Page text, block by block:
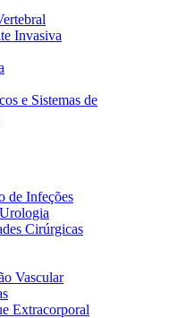
o catálogo de produtos
completo.
na tecnologia médica.
inovação e apresente a sua
Invasiva
e Sistemas de
de Infeções
Cirúrgicas
Vascular
Extracorporal